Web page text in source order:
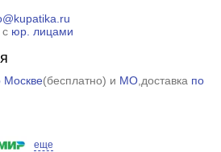
юр. лицами
Москве(бесплатно) и МО,доставка по
еще